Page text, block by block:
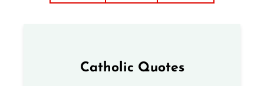
Catholic Quotes